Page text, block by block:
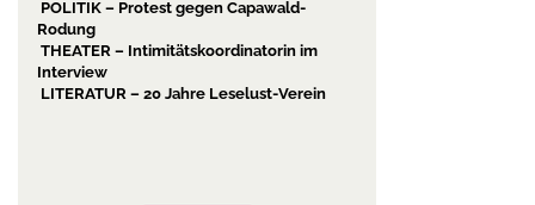
POLITIK – Protest gegen Capawald-
Rodung
THEATER – Intimitätskoordinatorin im
Interview
LITERATUR – 20 Jahre Leselust-Verein